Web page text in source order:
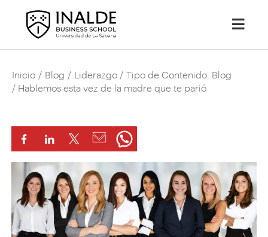
Inicio / Blog / Liderazgo / Tipo de Contenido: Blog
/ Hablemos esta vez de la madre que te parió